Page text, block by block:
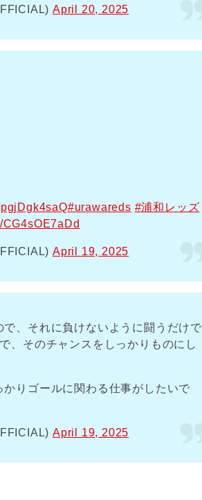
April 20, 2025
#urawareds #浦和レッズ
April 19, 2025
で、それに負けないように闘うだけで
、そのチャンスをしっかりものにし
りゴールに関わる仕事がしたいで
April 19, 2025